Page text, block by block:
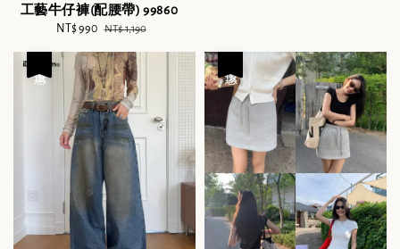
工藝牛仔褲(配腰帶) 99860
Sale
NT$ 990 Regular
NT$ 1,190